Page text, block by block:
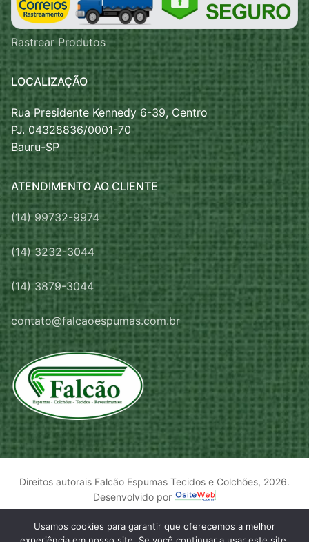
Rastrear Produtos
LOCALIZAÇÃO
Rua Presidente Kennedy 6-39, Centro
PJ. 04328836/0001-70
Bauru-SP
ATENDIMENTO AO CLIENTE
(14) 99732-9974
(14) 3232-3044
(14) 3879-3044
contato@falcaoespumas.com.br
Direitos autorais Falcão Espumas Tecidos e Colchões, 2026.
Desenvolvido por
Usamos cookies para garantir que oferecemos a melhor